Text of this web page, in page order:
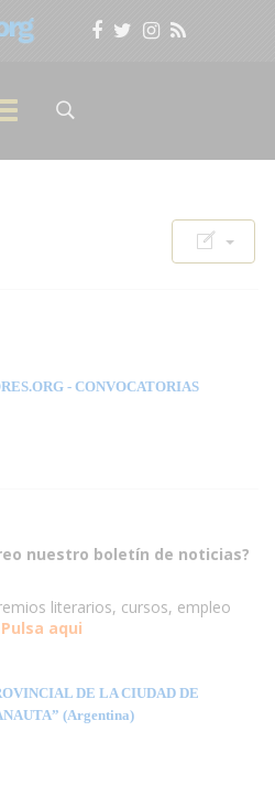
- CONVOCATORIAS
nuestro boletín de noticias?
literarios, cursos, empleo
Pulsa aqui
DE LA CIUDAD DE
(Argentina)